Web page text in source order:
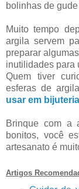
bolinhas de
Muito tempo
argila servem
preparar
inutilidades para
Quem tiver
esferas de
usar em
Brinque com a
bonitos, você
artesanato é
Artigos